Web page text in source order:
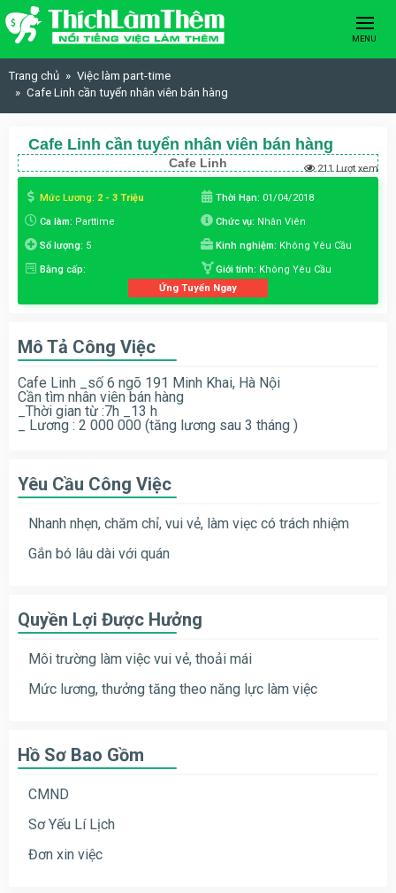
Skip to content
MENU
Trang chủ
Việc làm part-time
Cafe Linh cần tuyển nhân viên bán hàng
Cafe Linh cần tuyển nhân viên bán hàng
Cafe Linh 211 Lượt xem
Mức Lương: 2 - 3 Triệu Thời Hạn: 01/04/2018
Ca làm: Parttime Chức vụ: Nhân Viên
Số lượng: 5 Kinh nghiệm: Không Yêu Cầu
Bằng cấp: Giới tính: Không Yêu Cầu
Ứng Tuyển Ngay
Mô Tả Công Việc
Cafe Linh _số 6 ngõ 191 Minh Khai, Hà Nội
Cần tìm nhân viên bán hàng
_Thời gian từ :7h _13 h
_ Lương : 2 000 000 (tăng lương sau 3 tháng )
Yêu Cầu Công Việc
Nhanh nhẹn, chăm chỉ, vui vẻ, làm viẹc có trách nhiệm
Gắn bó lâu dài với quán
Quyền Lợi Được Hưởng
Môi trường làm việc vui vẻ, thoải mái
Mức lương, thưởng tăng theo năng lực làm việc
Hồ Sơ Bao Gồm
CMND
Sơ Yếu Lí Lịch
Đơn xin việc